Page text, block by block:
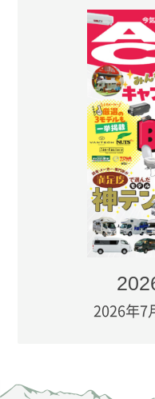
2026年7